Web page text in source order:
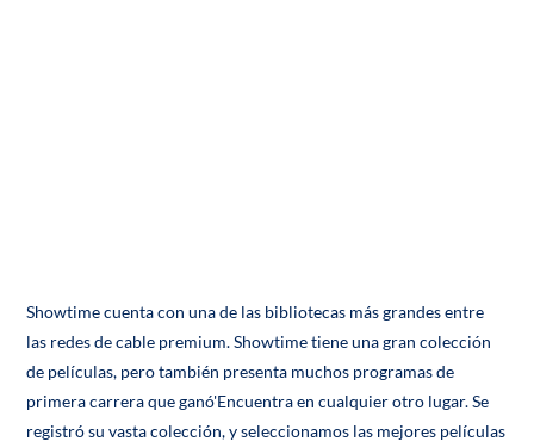
Showtime cuenta con una de las bibliotecas más grandes entre
las redes de cable premium. Showtime tiene una gran colección
de películas, pero también presenta muchos programas de
primera carrera que ganó'Encuentra en cualquier otro lugar. Se
registró su vasta colección, y seleccionamos las mejores películas